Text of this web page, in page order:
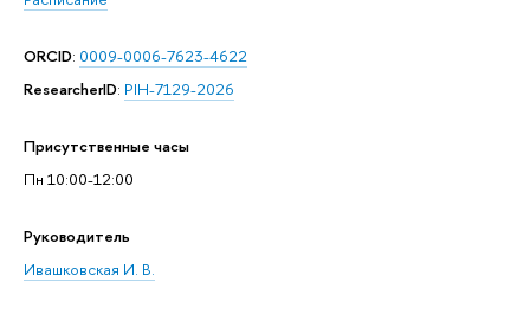
ORCID: 0009-0006-7623-4622
ResearcherID: PIH-7129-2026
Присутственные часы
Пн 10:00-12:00
Руководитель
Ивашковская И. В.